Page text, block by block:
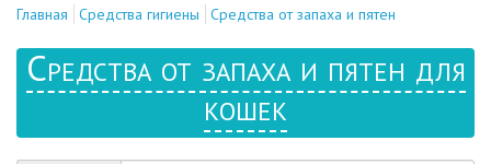
Главная Средства гигиены Средства от запаха и пятен
Средства от запаха и пятен для
кошек